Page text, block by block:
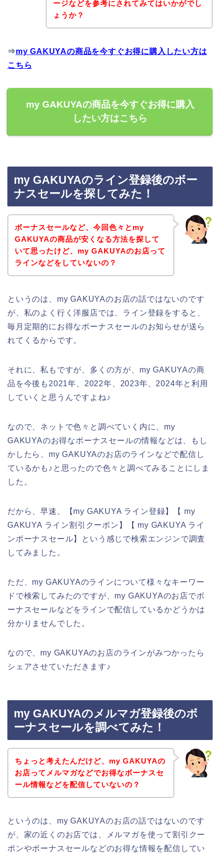
ージなどを参考にされてみてはいかがでし
ょうか？
⇒my GAKUYAの商品を今すぐお得に購入したい方は
こちら
my GAKUYAの商品を今すぐお得に購入
したい方はこちら
my GAKUYAのライン登録後のボー
ナスセールを探してみた！
ボーナスセールなど、今回色々とmy
GAKUYAの商品が安くなる方法を探して
いて思ったけど、my GAKUYAのお店って
ラインなどをしていないの？
というのは、my GAKUYAのお店の話ではないのです
が、私のよく行く洋服店では、ライン登録をすると、
毎月定期的にお得なボーナスセールのお知らせが送ら
れてくるからです。
それに、私もですが、多くの方が、my GAKUYAの商
品を今後も2021年、2022年、2023年、2024年と利用
していくと思うんですよね♪
なので、ネットで色々と調べていく内に、my
GAKUYAのお得なボーナスセールの情報などは、もし
かしたら、my GAKUYAのお店のラインなどで配信し
ているかも♪と思ったので色々と調べてみることにしま
した。
だから、早速、【my GAKUYA ライン登録】【 my
GAKUYA ライン割引クーポン】【 my GAKUYA ライ
ンボーナスセール】という感じで検索エンジンで調査
してみました。
ただ、my GAKUYAのラインについて様々なキーワー
ドで検索してみたのですが、my GAKUYAのお店でボ
ーナスセールなどをラインで配信しているかどうかは
分かりませんでした。
なので、my GAKUYAのお店のラインがみつかったら
シェアさせていただきます♪
my GAKUYAのメルマガ登録後のボ
ーナスセールを調べてみた！
ちょっと考えたんだけど、my GAKUYAの
お店ってメルマガなどでお得なボーナスセ
ール情報などを配信していないの？
というのは、my GAKUYAのお店の話ではないのです
が、家の近くのお店では、メルマガを使って割引クー
ポンやボーナスセールなどのお得な情報を配信してい